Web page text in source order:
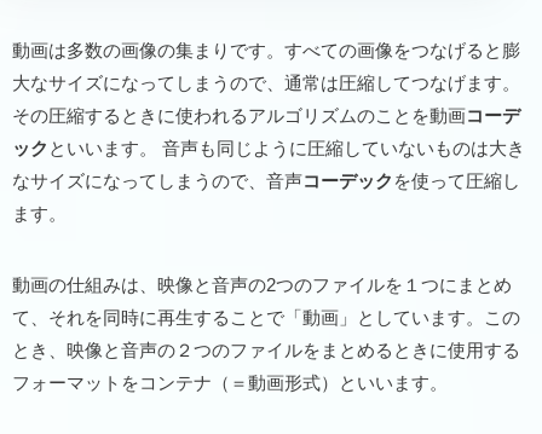
動画は多数の画像の集まりです。すべての画像をつなげると膨
大なサイズになってしまうので、通常は圧縮してつなげます。
その圧縮するときに使われるアルゴリズムのことを動画コーデ
ック といいます。 音声も同じように圧縮していないものは大き
なサイズになってしまうので、音声コーデック を使って圧縮し
ます。
動画の仕組みは、映像と音声の2つのファイルを１つにまとめ
て、それを同時に再生することで「動画」としています。この
とき、映像と音声の２つのファイルをまとめるときに使用する
フォーマットをコンテナ（＝動画形式）といいます。